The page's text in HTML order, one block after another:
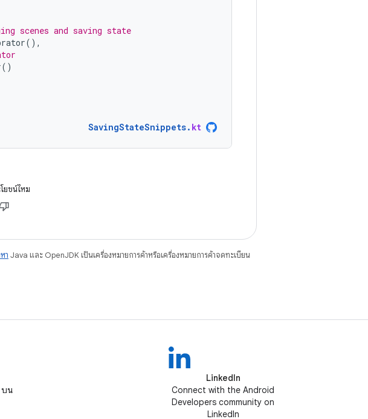
scenes and saving state
(),
()
SavingStateSnippets. kt
ยชน์ไหม
า Java และ OpenJDK เป็นเครื่องหมายการค้าหรือเครื่องหมายการค้าจดทะเบียน
บน
LinkedIn
Connect with the Android
Developers community on
LinkedIn